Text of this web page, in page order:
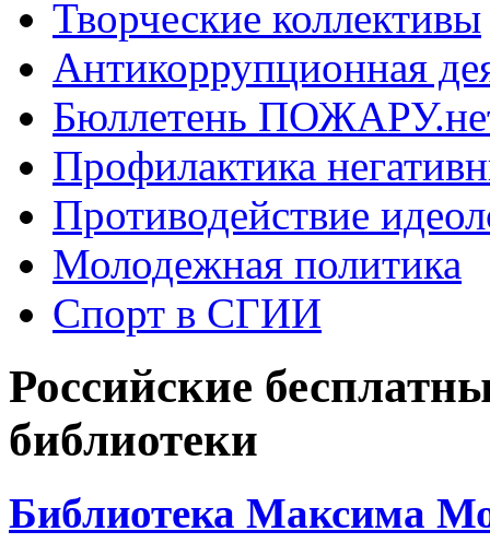
Творческие коллективы
Антикоррупционная
Бюллетень
Профилактика
Противодействие
Молодежная политика
Спорт в СГИИ
Российские
библиотеки
Библиотека Максима